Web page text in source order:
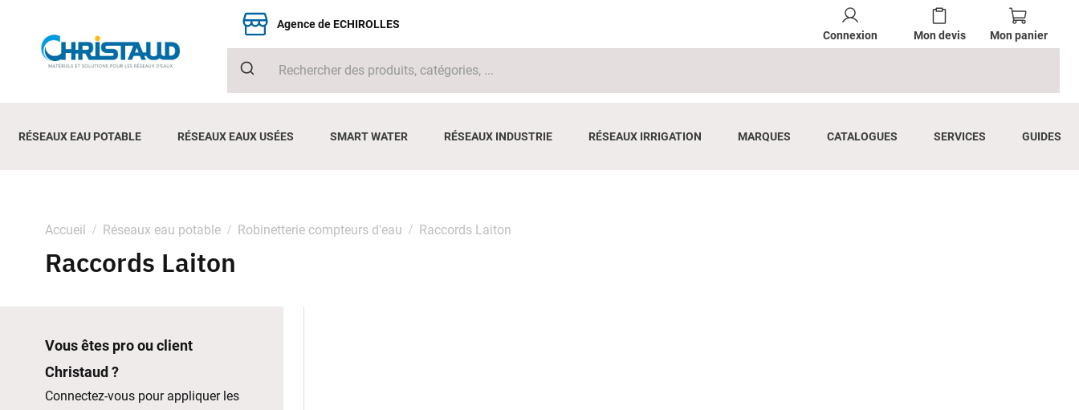
Agence de ECHIROLLES
Connexion Mon devis Mon panier
RÉSEAUX EAU POTABLE RÉSEAUX EAUX USÉES SMART WATER RÉSEAUX INDUSTRIE RÉSEAUX IRRIGATION MARQUES CATALOGUES SERVICES GUIDES
Accueil Réseaux eau potable Robinetterie compteurs d'eau Raccords Laiton
Raccords Laiton
Vous êtes pro ou client
Christaud ?
Connectez-vous pour appliquer les